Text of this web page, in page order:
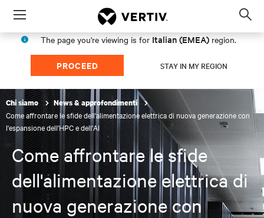
Menu
The page you're viewing is for Italian (EMEA) region.
PROCEED STAY IN MY REGION
Chi siamo News & approfondimenti
Come affrontare le sfide dell'alimentazione elettrica di nuova generazione con
l'espansione dell'HPC e dell'AI
Come affrontare le sfide
dell'alimentazione elettrica di
nuova generazione con